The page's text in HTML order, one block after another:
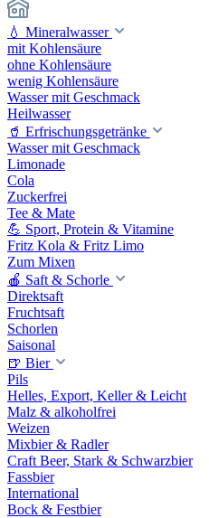
💧 Mineralwasser
mit Kohlensäure
ohne Kohlensäure
wenig Kohlensäure
Wasser mit Geschmack
Heilwasser
🥤 Erfrischungsgetränke
Wasser mit Geschmack
Limonade
Cola
Zuckerfrei
Tee & Mate
💪 Sport, Protein & Vitamine
Fritz Kola & Fritz Limo
Zum Mixen
🍎 Saft & Schorle
Direktsaft
Fruchtsaft
Schorlen
Saisonal
🍺 Bier
Pils
Helles, Export, Keller & Leicht
Malz & alkoholfrei
Weizen
Mixbier & Radler
Craft Beer, Stark & Schwarzbier
Fassbier
International
Bock & Festbier